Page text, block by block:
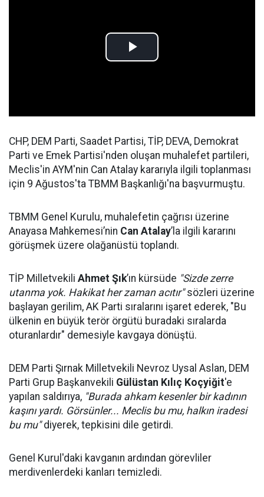
CHP, DEM Parti, Saadet Partisi, TİP, DEVA, Demokrat
Parti ve Emek Partisi'nden oluşan muhalefet partileri,
Meclis'in AYM'nin Can Atalay kararıyla ilgili toplanması
için 9 Ağustos'ta TBMM Başkanlığı'na başvurmuştu.
TBMM Genel Kurulu, muhalefetin çağrısı üzerine
Anayasa Mahkemesi’nin Can Atalay’la ilgili kararını
görüşmek üzere olağanüstü toplandı.
TİP Milletvekili Ahmet Şık’ın kürsüde "Sizde zerre
utanma yok. Hakikat her zaman acıtır"sözleri üzerine
başlayan gerilim, AK Parti sıralarını işaret ederek, "Bu
ülkenin en büyük terör örgütü buradaki sıralarda
oturanlardır" demesiyle kavgaya dönüştü.
DEM Parti Şırnak Milletvekili Nevroz Uysal Aslan, DEM
Parti Grup Başkanvekili Gülüstan Kılıç Koçyiğit'e
yapılan saldırıya, "Burada ahkam kesenler bir kadının
kaşını yardı. Görsünler... Meclis bu mu, halkın iradesi
bu mu"diyerek, tepkisini dile getirdi.
Genel Kurul'daki kavganın ardından görevliler
merdivenlerdeki kanları temizledi.